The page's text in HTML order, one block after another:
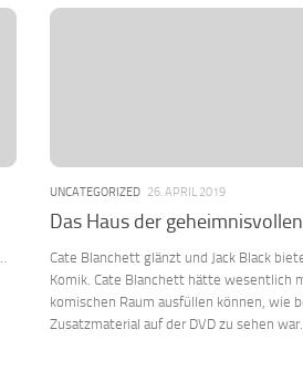
UNCATEGORIZED 26. APRIL 2019
Das Haus der
Cate Blanchett glänzt und Jack Black
Komik. Cate Blanchett hätte wesentlich
komischen Raum ausfüllen können, wie
Zusatzmaterial auf der DVD zu sehen war.